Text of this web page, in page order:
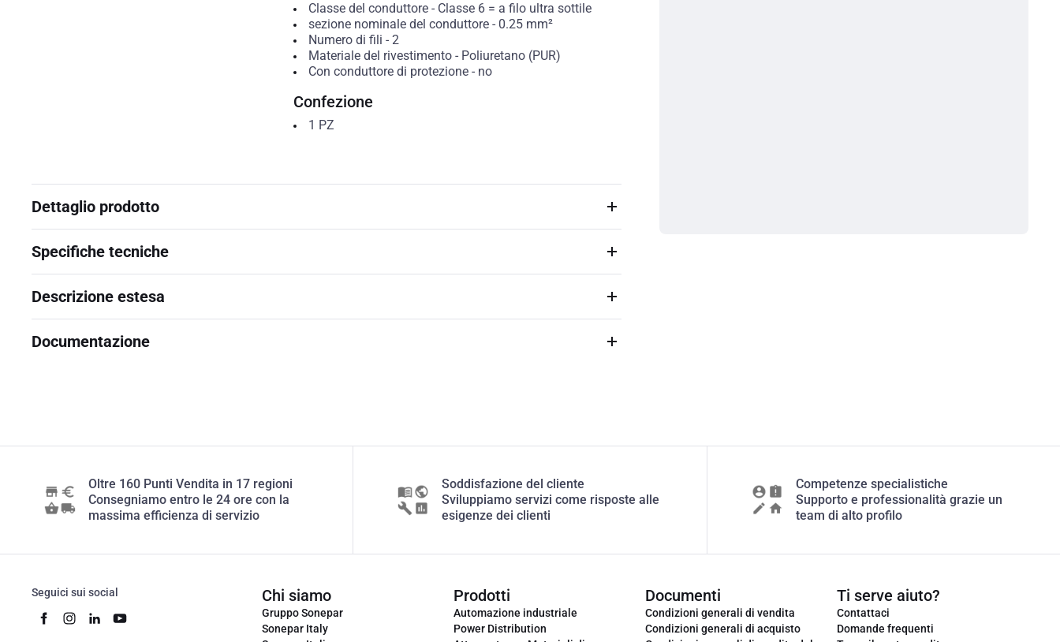
Classe del conduttore- Classe 6 = a filo ultra sottile
sezione nominale del conduttore- 0.25 mm²
Numero di fili - 2
Materiale del rivestimento- Poliuretano (PUR)
Con conduttore di protezione- no
Confezione
1 PZ
Dettaglio prodotto
Specifiche tecniche
Descrizione estesa
Documentazione
Oltre 160 Punti Vendita in 17 regioni
Consegniamo entro le 24 ore con la
massima efficienza di servizio
Soddisfazione del cliente
Sviluppiamo servizi come risposte alle
esigenze dei clienti
Competenze specialistiche
Supporto e professionalità grazie un
team di alto profilo
Seguici sui social Chi siamo
Gruppo Sonepar
Sonepar Italy
Prodotti
Automazione industriale
Power Distribution
Documenti
Condizioni generali di vendita
Condizioni generali di acquisto
Ti serve aiuto?
Contattaci
Domande frequenti